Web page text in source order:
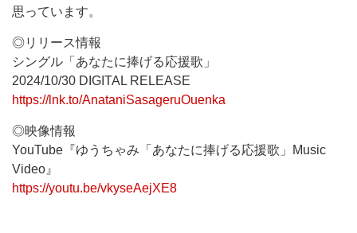
思っています。
◎リリース情報
シングル「あなたに捧げる応援歌」
2024/10/30 DIGITAL RELEASE
https://lnk.to/AnataniSasageruOuenka
◎映像情報
YouTube『ゆうちゃみ「あなたに捧げる応援歌」Music
Video』
https://youtu.be/vkyseAejXE8